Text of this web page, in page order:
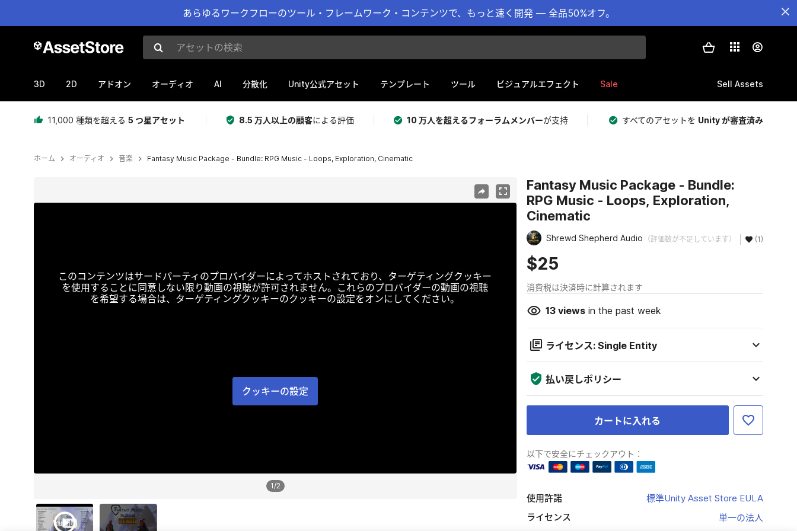
あらゆるワークフローのツール・フレームワーク・コンテンツで、もっと速く開発 — 全品50%オフ。
アセットの検索
3D 2D アドオン オーディオ AI 分散化 Unity公式アセット テンプレート ツール ビジュアルエフェクト Sale Sell Assets
11,000 種類を超える 5 つ星アセット 8.5 万人以上の顧客による評価 10 万人を超えるフォーラムメンバーが支持 すべてのアセットを Unity が審査済み
ホーム オーディオ 音楽 Fantasy Music Package - Bundle: RPG Music - Loops, Exploration, Cinematic
このコンテンツはサードパーティのプロバイダーによってホストされており、ターゲティングクッキー
を使用することに同意しない限り動画の視聴が許可されません。これらのプロバイダーの動画の視聴
を希望する場合は、ターゲティングクッキーのクッキーの設定をオンにしてください。
クッキーの設定
1/2
Fantasy Music Package - Bundle:
RPG Music - Loops, Exploration,
Cinematic
Shrewd Shepherd Audio （評価数が不足しています） (1)
$25
消費税は決済時に計算されます
13viewsin the past week
ライセンス: Single Entity
払い戻しポリシー
カートに入れる
以下で安全にチェックアウト：
使用許諾
標準Unity Asset Store EULA
ライセンス
単一の法人